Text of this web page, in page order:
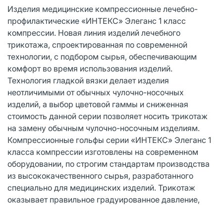
Изделия медицинские компрессионные лечебно-
профилактические «ИНТЕКС» Элеганс 1 класс
компрессии. Новая линия изделий лечебного
трикотажа, спроектированная по современной
технологии, с подбором сырья, обеспечивающим
комфорт во время использования изделий.
Технология гладкой вязки делает изделия
неотличимыми от обычных чулочно-носочных
изделий, а выбор цветовой гаммы и сниженная
стоимость данной серии позволяет носить трикотаж
на замену обычным чулочно-носочным изделиям.
Компрессионные гольфы серии «ИНТЕКС» Элеганс 1
класса компрессии изготовлены на современном
оборудовании, по строгим стандартам производства
из высококачественного сырья, разработанного
специально для медицинских изделий. Трикотаж
оказывает правильное градуированное давление,